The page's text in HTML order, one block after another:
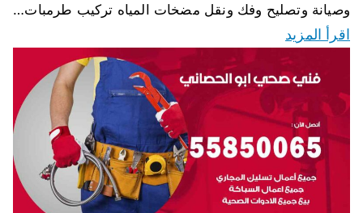
وصيانة وتصليح وفك ونقل مضخات المياه تركيب طرمبات…
اقرأ المزيد